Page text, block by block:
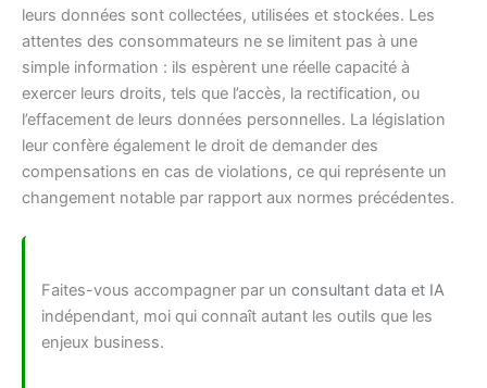
leurs données sont collectées, utilisées et stockées. Les
attentes des consommateurs ne se limitent pas à une
simple information : ils espèrent une réelle capacité à
exercer leurs droits, tels que l’accès, la rectification, ou
l’effacement de leurs données personnelles. La législation
leur confère également le droit de demander des
compensations en cas de violations, ce qui représente un
changement notable par rapport aux normes précédentes.
Faites-vous accompagner par un consultant data et IA
indépendant, moi qui connaît autant les outils que les
enjeux business.